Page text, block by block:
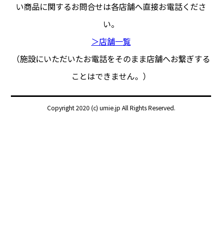
い商品に関するお問合せは各店舗へ直接お電話くださ
い。
＞店舗一覧
（施設にいただいたお電話をそのまま店舗へお繋ぎする
ことはできません。）
Copyright 2020 (c) umie.jp All Rights Reserved.